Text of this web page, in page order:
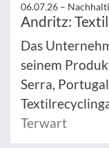
06.07.26 –
Andritz:
Das
seinem
Serra,
Terwart